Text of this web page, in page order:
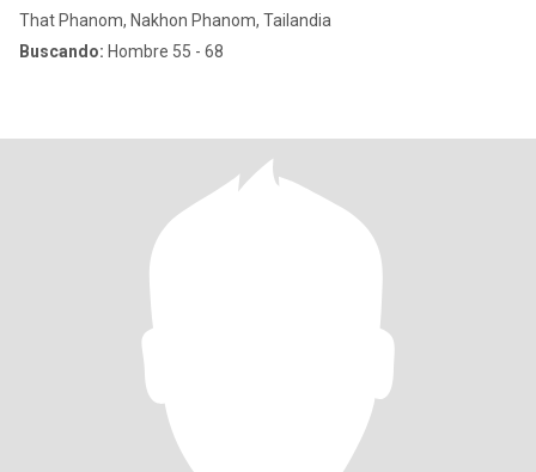
That Phanom, Nakhon Phanom, Tailandia
Buscando: Hombre 55 - 68